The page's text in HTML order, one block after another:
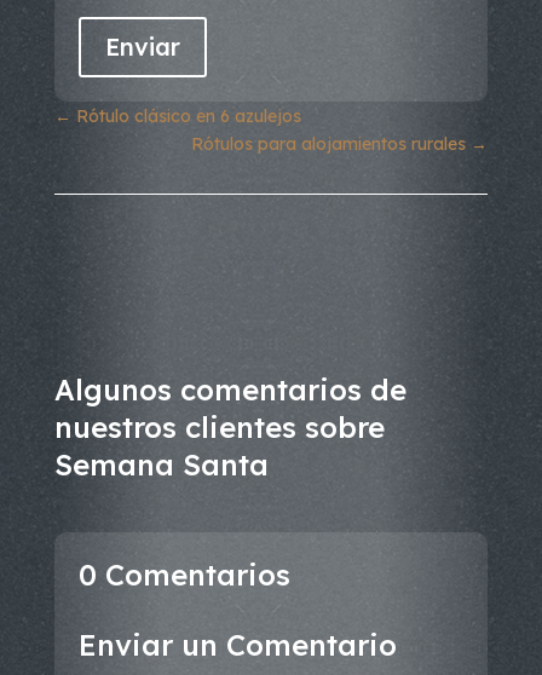
← Rótulo clásico en 6 azulejos
Rótulos para alojamientos rurales →
Algunos comentarios de
nuestros clientes sobre
Semana Santa
0 Comentarios
Enviar un Comentario